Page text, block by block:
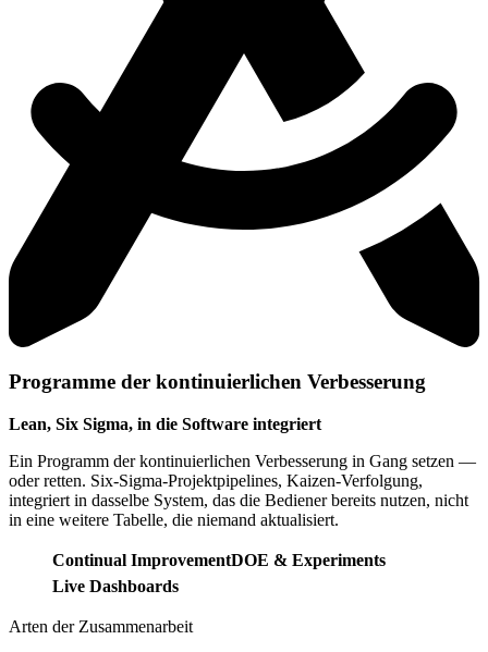
Programme der kontinuierlichen Verbesserung
Lean, Six Sigma, in die Software integriert
Ein Programm der kontinuierlichen Verbesserung in Gang setzen —
oder retten. Six-Sigma-Projektpipelines, Kaizen-Verfolgung,
integriert in dasselbe System, das die Bediener bereits nutzen, nicht
in eine weitere Tabelle, die niemand aktualisiert.
Continual ImprovementDOE & Experiments
Live Dashboards
Arten der Zusammenarbeit